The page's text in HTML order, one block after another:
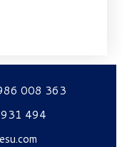
008 363
494